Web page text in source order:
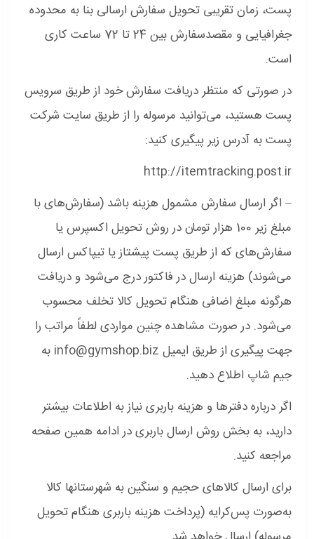
پست، زمان تقریبی تحویل سفارش ارسالی بنا به محدوده
جغرافیایی و مقصدسفارش بین 24 تا 72 ساعت کاری
است.
در صورتی که منتظر دریافت سفارش خود از طریق سرویس
پست هستید، می‌توانید مرسوله را از طریق سایت شرکت
پست به آدرس زیر پیگیری کنید:
http://itemtracking.post.ir
– اگر ارسال سفارش مشمول هزینه باشد (سفارش‌های با
مبلغ زیر 100 هزار تومان در روش تحویل اکسپرس یا
سفارش‌های که از طریق پست پیشتاز یا تیپاکس ارسال
می‌شوند) هزینه ارسال در فاکتور درج می‌شود و دریافت
هرگونه مبلغ اضافی هنگام تحویل کالا تخلف محسوب
می‌شود. در صورت مشاهده چنین مواردی لطفاً مراتب را
جهت پیگیری از طریق ایمیل info@gymshop.biz به
جیم شاپ اطلاع دهید.
اگر درباره دفترها و هزینه باربری نیاز به اطلاعات بیشتر
دارید، به بخش روش ارسال باربری در ادامه همین صفحه
مراجعه کنید.
برای ارسال کالاهای حجیم و سنگین به شهرستانها کالا
به‌صورت پس‌کرایه (پرداخت هزینه باربری هنگام تحویل